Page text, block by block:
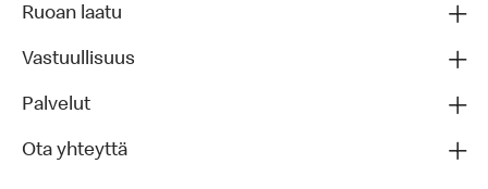
Ruoan laatu
Vastuullisuus
Palvelut
Ota yhteyttä